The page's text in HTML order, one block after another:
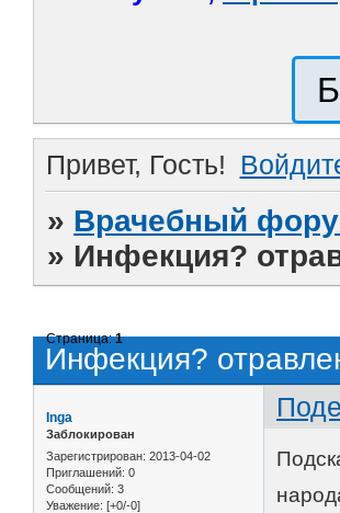
Привет, Гость!
» Врачебный
» Инфекция?
Инфекция?
Страница:1
Inga
Заблокирован
Зарегистрирован: 2013-04-02
Приглашений: 0
Сообщений: 3
Уважение: [+0/-0]